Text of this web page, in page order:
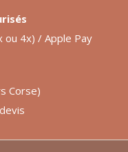
ou 4x) / Apple Pay
Corse)